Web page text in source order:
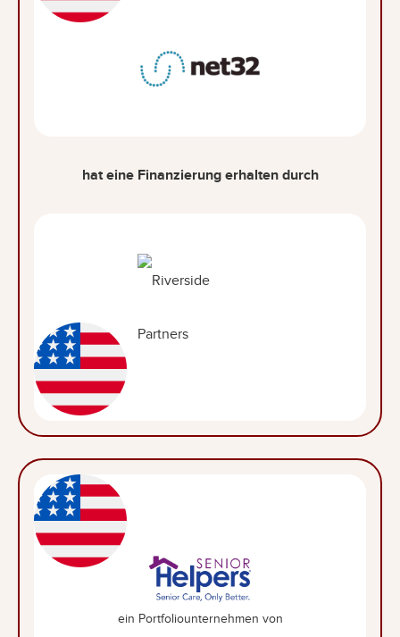
hat eine Finanzierung erhalten durch
ein Portfoliounternehmen von